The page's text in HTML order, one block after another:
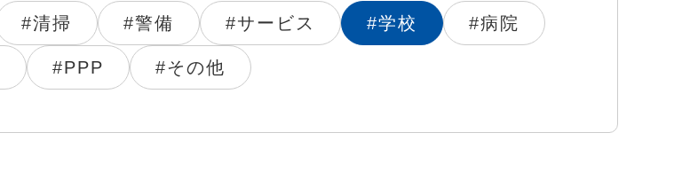
#清掃 #警備 #サービス #学校 #病院
#PPP #その他